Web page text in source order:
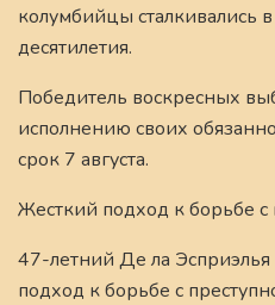
колумбийцы сталкивались
десятилетия.
Победитель воскресных
исполнению своих
срок 7 августа.
Жесткий подход к борьбе с
47-летний Де ла
подход к борьбе с